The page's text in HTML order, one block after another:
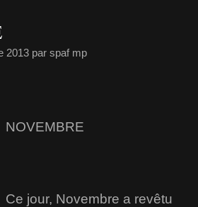
2013 par spaf mp
NOVEMBRE
Ce jour, Novembre a revêtu